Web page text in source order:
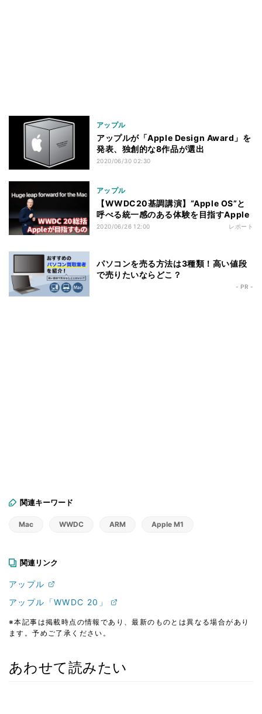
アップル
アップルが「Apple Design Award」を
発表、独創的な8作品が選出
2020/06/30 02:30
アップル
【WWDC20基調講演】“Apple OS”と
呼べる統一感のある体験を目指すApple
2020/06/26 12:00 レポート
パソコンを売る方法は3種類！高い値段
で売りたいならどこ？
- PR -
関連キーワード
Mac WWDC ARM Apple M1
関連リンク
アップル
アップル「WWDC 20」
※本記事は掲載時点の情報であり、最新のものとは異なる場合があり
ます。予めご了承ください。
あわせて読みたい